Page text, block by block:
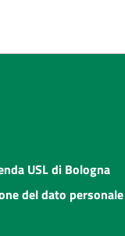
USL di Bologna
del dato personale